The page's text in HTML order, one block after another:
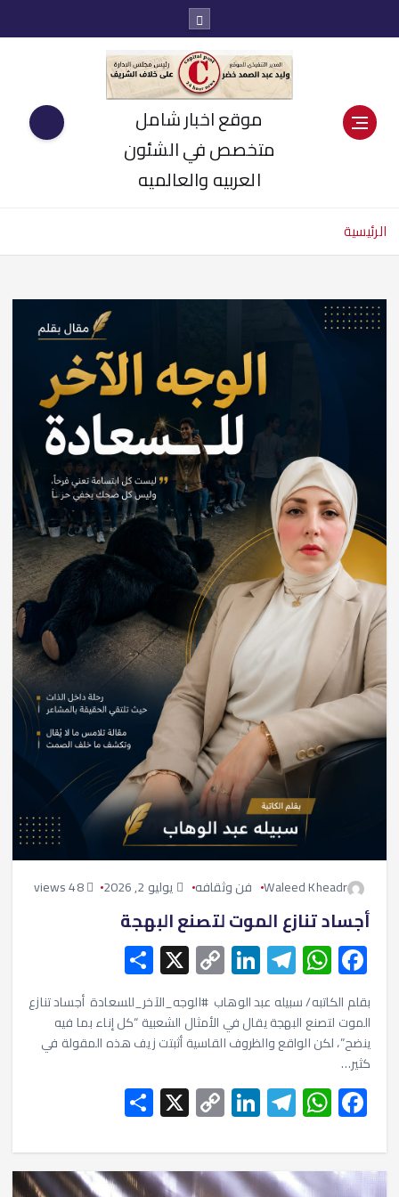
م
موقع اخبار شامل
متخصص في الشئون
العربيه والعالميه
الرئيسية
Waleed Kheadr فن وثقافه يوليو 2, 2026 48 views
أجساد تنازع الموت لتصنع البهجة
F
ac
e
b
o
o
k
W
h
at
s
A
p
p
T
el
e
gr
a
m
Li
n
ke
dI
n
C
o
p
y
Li
n
k
X
S
h
ar
e
بقلم الكاتبه/ سبيله عبد الوهاب #الوجه_الآخر_للسعادة أجساد تنازع
الموت لتصنع البهجة يقال في الأمثال الشعبية “كل إناء بما فيه
ينضح”، لكن الواقع والظروف القاسية أثبتت زيف هذه المقولة في
كثير…
F
ac
e
W
h
at
T
el
e
Li
n
ke
C
o
p
X
S
h
ar